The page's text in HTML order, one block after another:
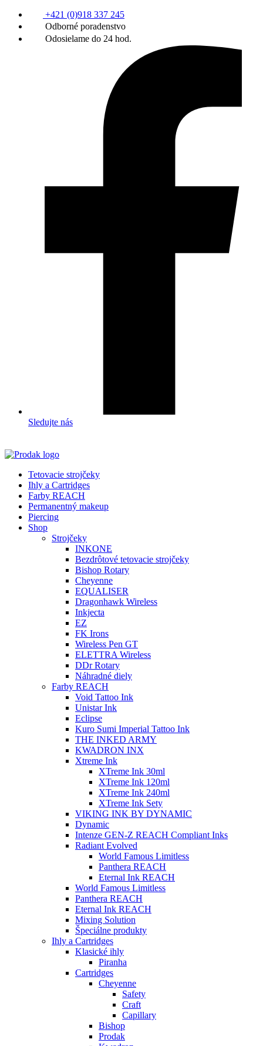
+421 (0)918 337 245
Odborné poradenstvo
Odosielame do 24 hod.
Sledujte nás
Tetovacie strojčeky
Ihly a Cartridges
Farby REACH
Permanentný makeup
Piercing
Shop
Strojčeky
INKONE
Bezdrôtové tetovacie strojčeky
Bishop Rotary
Cheyenne
EQUALISER
Dragonhawk Wireless
Inkjecta
EZ
FK Irons
Wireless Pen GT
ELETTRA Wireless
DDr Rotary
Náhradné diely
Farby REACH
Void Tattoo Ink
Unistar Ink
Eclipse
Kuro Sumi Imperial Tattoo Ink
THE INKED ARMY
KWADRON INX
Xtreme Ink
XTreme Ink 30ml
XTreme Ink 120ml
XTreme Ink 240ml
XTreme Ink Sety
VIKING INK BY DYNAMIC
Dynamic
Intenze GEN-Z REACH Compliant Inks
Radiant Evolved
World Famous Limitless
Panthera REACH
Eternal Ink REACH
World Famous Limitless
Panthera REACH
Eternal Ink REACH
Mixing Solution
Špeciálne produkty
Ihly a Cartridges
Klasické ihly
Piranha
Cartridges
Cheyenne
Safety
Craft
Capillary
Bishop
Prodak